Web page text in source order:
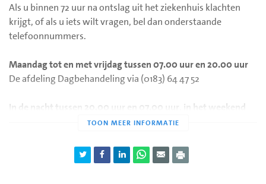
Als u binnen 72 uur na ontslag uit het ziekenhuis klachten
krijgt, of als u iets wilt vragen, bel dan onderstaande
telefoonnummers.
Maandag tot en met vrijdag tussen 07.00 uur en 20.00 uur
De afdeling Dagbehandeling via (0183) 64 47 52
In de nacht tussen 20.00 uur en 07.00 uur, in het weekend
De medewerkers van de huisartsenpost zijn opgeleid om te